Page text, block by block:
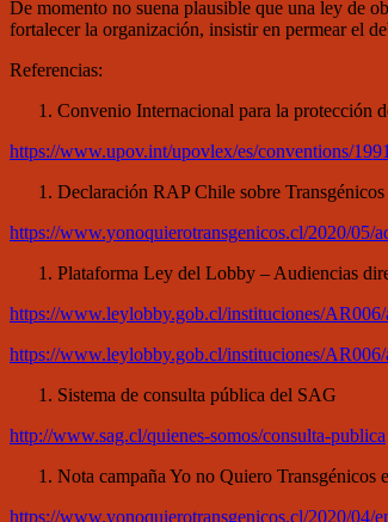
De momento no suena plausible que una ley de
fortalecer la organización, insistir en permear el
Referencias:
Convenio Internacional para la protección
https://www.upov.int/upovlex/es/conventions/
Declaración RAP Chile sobre Transgénicos
https://www.yonoquierotransgenicos.cl/2020/05/
Plataforma Ley del Lobby – Audiencias
https://www.leylobby.gob.cl/instituciones/
https://www.leylobby.gob.cl/instituciones/
Sistema de consulta pública del SAG
http://www.sag.cl/quienes-somos/consulta-publica
Nota campaña Yo no Quiero Transgénicos
https://www.yonoquierotransgenicos.cl/2020/04/